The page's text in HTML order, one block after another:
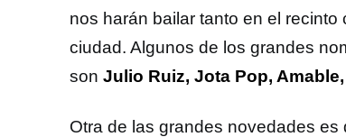
nos harán bailar tanto en el
ciudad. Algunos de los grandes
son Julio Ruiz, Jota Pop,
Otra de las grandes novedades